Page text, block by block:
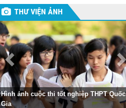
THƯ VIỆN ẢNH
Hình ảnh cuộc thi tốt nghiệp THPT Quốc
Gia